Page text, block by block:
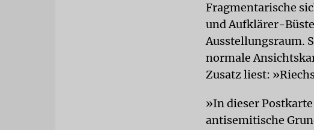
Fragmentarische
und Aufklärer-
Ausstellungsraum.
normale
Zusatz liest:
»In dieser
antisemitische